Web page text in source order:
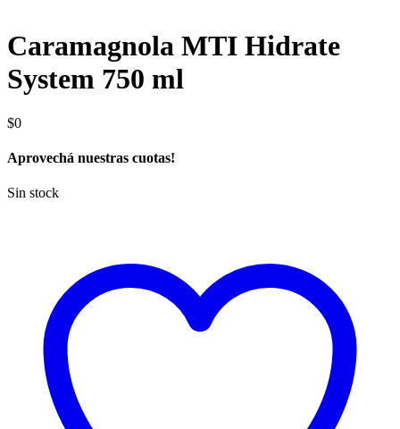
Caramagnola MTI Hidrate
System 750 ml
$0
Aprovechá nuestras cuotas!
Sin stock